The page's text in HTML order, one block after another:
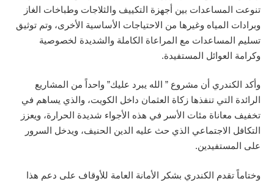
تنوعت المساعدات بين أجهزة التكييف والثلاجات وطباخات الغاز
وبرادات المياه وغيرها من الاحتياجات الأساسية الأخرى، وتم توثيق
تسليم المساعدات مع المراعاة الكاملة والشديدة لخصوصية
وكرامة العوائل المستفيدة.
وأكد الكندري أن مشروع ” الله يبرد عليك” واحداً من المشاريع
الرائدة التي تنفذها زكاة العثمان داخل الكويت، والذي يساهم في
تخفيف معاناة مئات الأسر في هذه الأجواء شديدة الحرارة، ويعزز
التكافل الاجتماعي الذي حث عليه الدين الحنيف، ويدخل السرور
على المستفيدين.
وختاماً تقدم الكندري بشكر الأمانة العامة للأوقاف على دعم هذا